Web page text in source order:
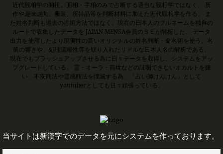
近代観相学の開祖。面相・手相のみで占断する適当な観相学ではなく、 所
作や趣味趣向、服装、所持品等を判断材料に加えた近代観相学を作る。 ま
た姓名判断も過去の占術方法ではなく、現在の日本人のフルネームを独自の
ルートで収集したデータを JAPAN MENSA会員のＳＥが解析した、 データ
出力を使用したより現実性の高いオリジナルの姓名判断・命名術を使う。名
前の響きや、処理流暢性等を取り入れたリアルな日本人名の解析である。
現在でもブラッシュアップさせる為に日々データを取得し、システムをアッ
プグレードしている。 霊・オーラ・前世などの証明できないオカルトを嫌
い、不安商法や霊感商法を撲滅する為、「占い師けんけん」として
youtuberとしても日々頑張っている。
当サイトは新漢字でのデータを元にシステムを作っております。